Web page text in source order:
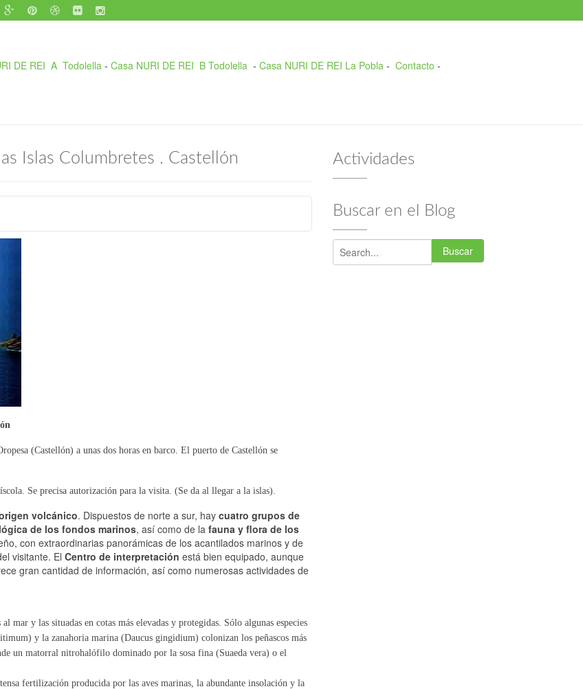
DE REI A Todolella- Casa NURI DE REI B Todolella- Casa NURI DE REI La Pobla- Contacto -
Islas Columbretes . Castellón
(Castellón) a unas dos horas en barco. El puerto de Castellón se
Se precisa autorización para la visita. (Se da al llegar a la islas).
volcánico. Dispuestos de norte a sur, hay cuatro grupos de
de los fondos marinos, así como de la fauna y flora de los
con extraordinarias panorámicas de los acantilados marinos y de
visitante. El Centro de interpretación está bien equipado, aunque
gran cantidad de información, así como numerosas actividades de
mar y las situadas en cotas más elevadas y protegidas. Sólo algunas especies
y la zanahoria marina (Daucus gingidium) colonizan los peñascos más
un matorral nitrohalófilo dominado por la sosa fina (Suaeda vera) o el
fertilización producida por las aves marinas, la abundante insolación y la
Actividades
Buscar en el Blog
Buscar